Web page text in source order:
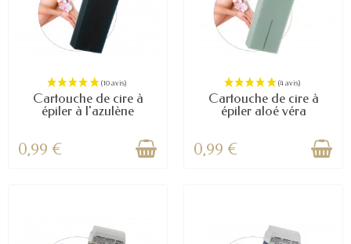
Cartouche de cire à
épiler à l'azulène
0,99 €
Cartouche de cire à
épiler aloé véra
0,99 €